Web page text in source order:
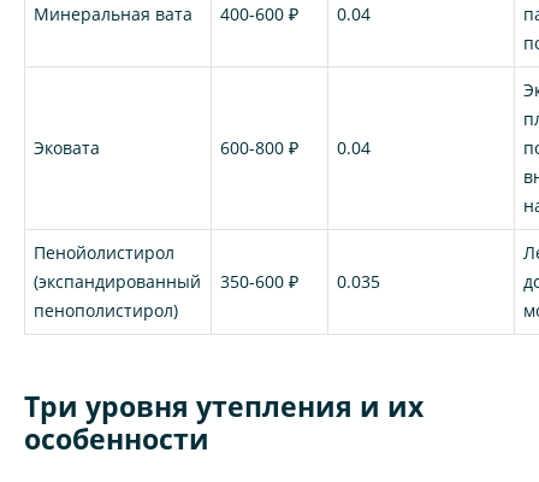
Минеральная вата 400-600 ₽ 0.04
Эковата 600-800 ₽ 0.04
Пенойолистирол
(экспандированный
пенополистирол)
350-600 ₽ 0.035
Три уровня утепления и их
особенности